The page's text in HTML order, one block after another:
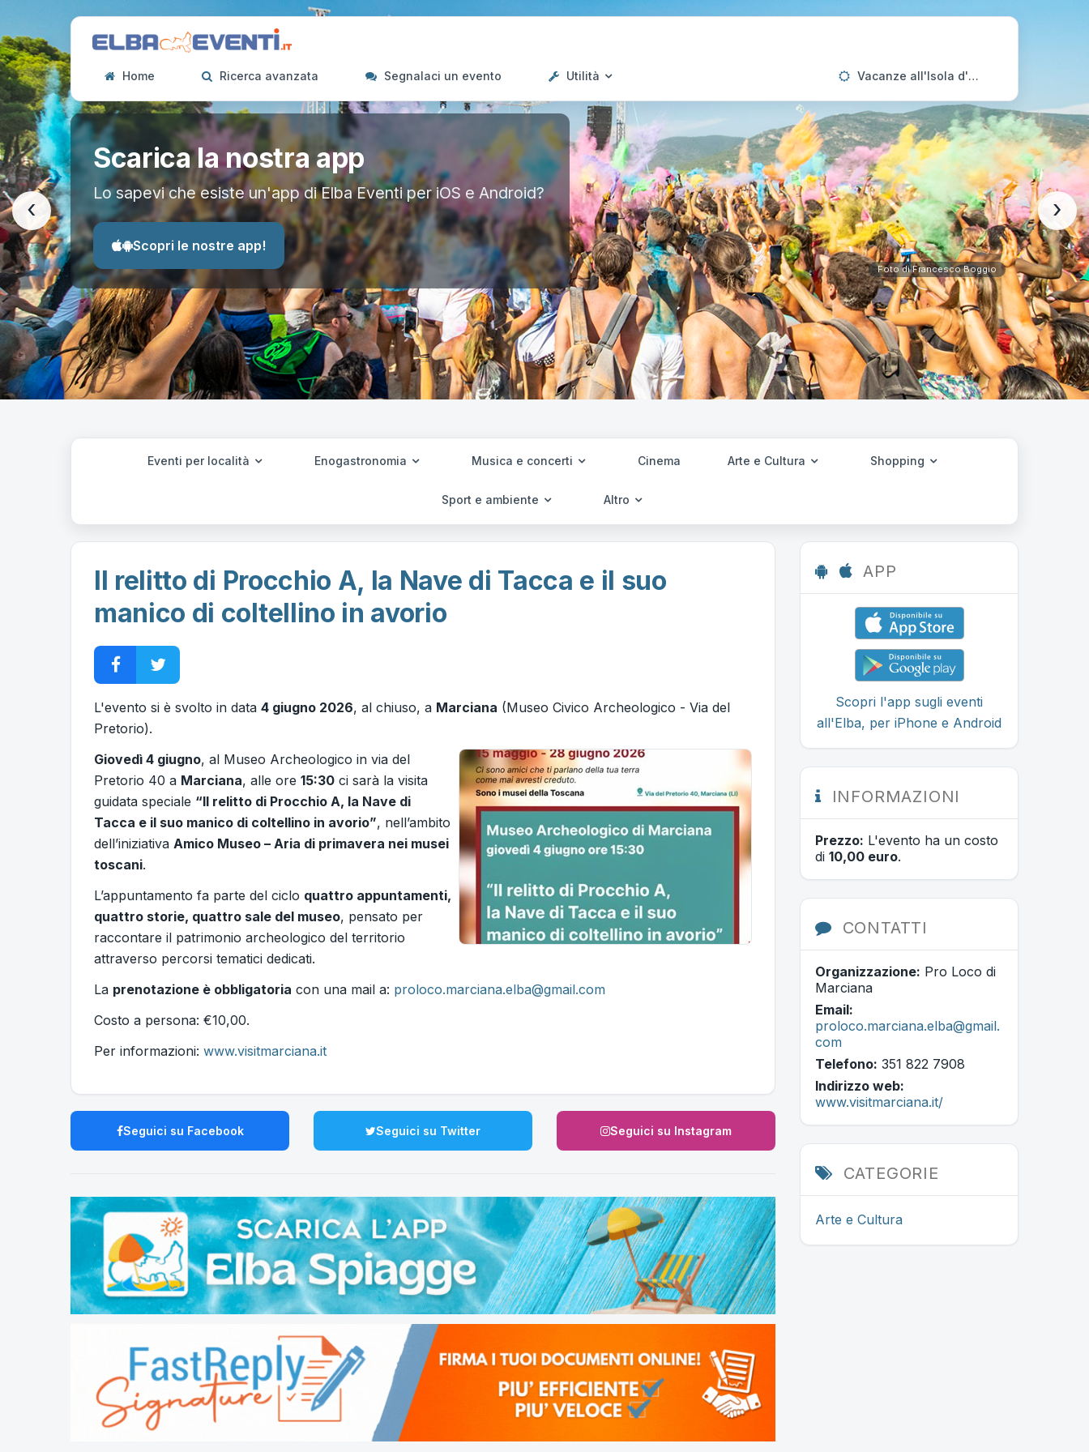
Home Ricerca avanzata Segnalaci un evento Utilità Vacanze all'Isola d'Elba
Scarica la nostra app
Lo sapevi che esiste un'app di Elba Eventi per iOS e Android?
Scopri le nostre app!
Foto di Francesco Boggio
‹ ›
Eventi per località Enogastronomia Musica e concerti Cinema Arte e Cultura Shopping
Sport e ambiente Altro
Il relitto di Procchio A, la Nave di Tacca e il suo
manico di coltellino in avorio
L'evento si è svolto in data 4 giugno 2026, al chiuso, a Marciana (Museo Civico Archeologico - Via del
Pretorio).
Giovedì 4 giugno, al Museo Archeologico in via del
Pretorio 40 a Marciana, alle ore 15:30 ci sarà la visita
guidata speciale “Il relitto di Procchio A, la Nave di
Tacca e il suo manico di coltellino in avorio”, nell’ambito
dell’iniziativa Amico Museo – Aria di primavera nei musei
toscani.
L’appuntamento fa parte del ciclo quattro appuntamenti,
quattro storie, quattro sale del museo, pensato per
raccontare il patrimonio archeologico del territorio
attraverso percorsi tematici dedicati.
La prenotazione è obbligatoria con una mail a: proloco.marciana.elba@gmail.com
Costo a persona: €10,00.
Per informazioni: www.visitmarciana.it
Seguici su Facebook Seguici su Twitter Seguici su Instagram
APP
Scopri l'app sugli eventi
all'Elba, per iPhone e Android
INFORMAZIONI
Prezzo: L'evento ha un costo
di 10,00 euro.
CONTATTI
Organizzazione: Pro Loco di
Marciana
Email:
proloco.marciana.elba@gmail.
com
Telefono: 351 822 7908
Indirizzo web:
www.visitmarciana.it/
CATEGORIE
Arte e Cultura